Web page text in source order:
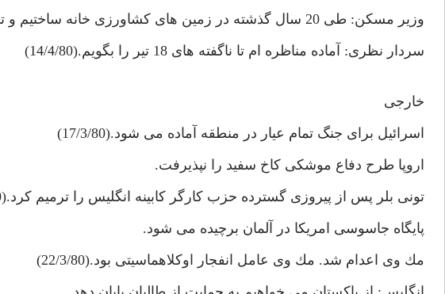
وزير مسكن: طى 20 سال گذشته در زمين هاى كشاورزى خانه ساختيم و توليد مثل كرديم.
سردار نظرى: آماده مناظره ام تا ناگفته هاى 18 تير را بگويم.(14/4/80)
خارجى
اسرائيل براى جنگ تمام عيار در منطقه آماده مى شود.(17/3/80)
اروپا طرح دفاع موشكى كاخ سفيد را نپذيرفت.
تونى بلر پس از پيروزى گسترده حزب كارگر كابينه انگليس را ترميم كرد.(21/3/80)
پايگاه جاسوسى امريكا در آلمان برچيده مى شود.
مك وى اعدام شد. مك وى عامل انفجار اوكلاهماسيتى بود.(22/3/80)